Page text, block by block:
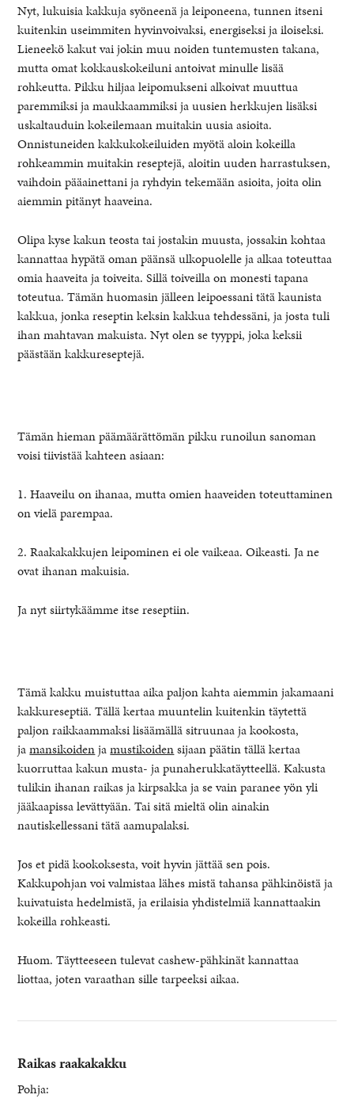
Nyt, lukuisia kakkuja syöneenä ja leiponeena, tunnen itseni
kuitenkin useimmiten hyvinvoivaksi, energiseksi ja iloiseksi.
Lieneekö kakut vai jokin muu noiden tuntemusten takana,
mutta omat kokkauskokeiluni antoivat minulle lisää
rohkeutta. Pikku hiljaa leipomukseni alkoivat muuttua
paremmiksi ja maukkaammiksi ja uusien herkkujen lisäksi
uskaltauduin kokeilemaan muitakin uusia asioita.
Onnistuneiden kakkukokeiluiden myötä aloin kokeilla
rohkeammin muitakin reseptejä, aloitin uuden harrastuksen,
vaihdoin pääainettani ja ryhdyin tekemään asioita, joita olin
aiemmin pitänyt haaveina.
Olipa kyse kakun teosta tai jostakin muusta, jossakin kohtaa
kannattaa hypätä oman päänsä ulkopuolelle ja alkaa toteuttaa
omia haaveita ja toiveita. Sillä toiveilla on monesti tapana
toteutua. Tämän huomasin jälleen leipoessani tätä kaunista
kakkua, jonka reseptin keksin kakkua tehdessäni, ja josta tuli
ihan mahtavan makuista. Nyt olen se tyyppi, joka keksii
päästään kakkureseptejä.
Tämän hieman päämäärättömän pikku runoilun sanoman
voisi tiivistää kahteen asiaan:
1. Haaveilu on ihanaa, mutta omien haaveiden toteuttaminen
on vielä parempaa.
2. Raakakakkujen leipominen ei ole vaikeaa. Oikeasti. Ja ne
ovat ihanan makuisia.
Ja nyt siirtykäämme itse reseptiin.
Tämä kakku muistuttaa aika paljon kahta aiemmin jakamaani
kakkureseptiä. Tällä kertaa muuntelin kuitenkin täytettä
paljon raikkaammaksi lisäämällä sitruunaa ja kookosta,
jamansikoidenjamustikoidensijaan päätin tällä kertaa
kuorruttaa kakun musta- ja punaherukkatäytteellä. Kakusta
tulikin ihanan raikas ja kirpsakka ja se vain paranee yön yli
jääkaapissa levättyään. Tai sitä mieltä olin ainakin
nautiskellessani tätä aamupalaksi.
Jos et pidä kookoksesta, voit hyvin jättää sen pois.
Kakkupohjan voi valmistaa lähes mistä tahansa pähkinöistä ja
kuivatuista hedelmistä, ja erilaisia yhdistelmiä kannattaakin
kokeilla rohkeasti.
Huom. Täytteeseen tulevat cashew-pähkinät kannattaa
liottaa, joten varaathan sille tarpeeksi aikaa.
Raikas raakakakku
Pohja: